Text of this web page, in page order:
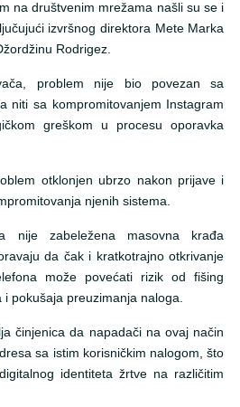
na društvenim mrežama našli su se i
izvršnog direktora Mete Marka
Rodrigez.
problem nije bio povezan sa
niti sa kompromitovanjem Instagram
greškom u procesu oporavka
otklonjen ubrzo nakon prijave i
njenih sistema.
nije zabeležena masovna krađa
da čak i kratkotrajno otkrivanje
može povećati rizik od fišing
pokušaja preuzimanja naloga.
činjenica da napadači na ovaj način
sa istim korisničkim nalogom, što
identiteta žrtve na različitim